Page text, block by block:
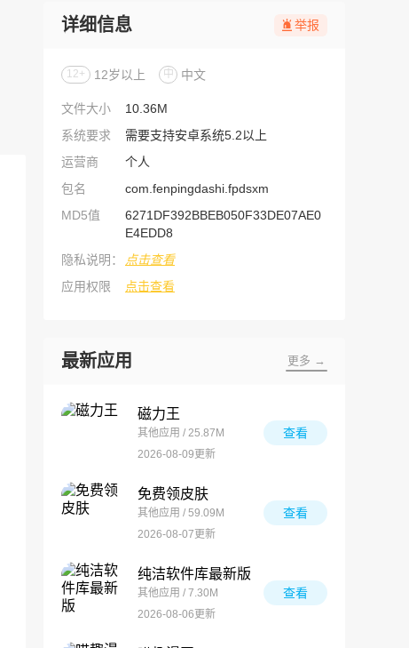
详细信息 举报
12+ 12岁以上 中 中文
文件大小
10.36M
系统要求
需要支持安卓系统5.2以上
运营商
个人
包名
com.fenpingdashi.fpdsxm
MD5值
6271DF392BBEB050F33DE07AE0
E4EDD8
隐私说明：
点击查看
应用权限
点击查看
最新应用 更多 →
磁力王
其他应用 / 25.87M
2026-08-09更新
查看
免费领皮肤
其他应用 / 59.09M
2026-08-07更新
查看
纯洁软件库最新版
其他应用 / 7.30M
2026-08-06更新
查看